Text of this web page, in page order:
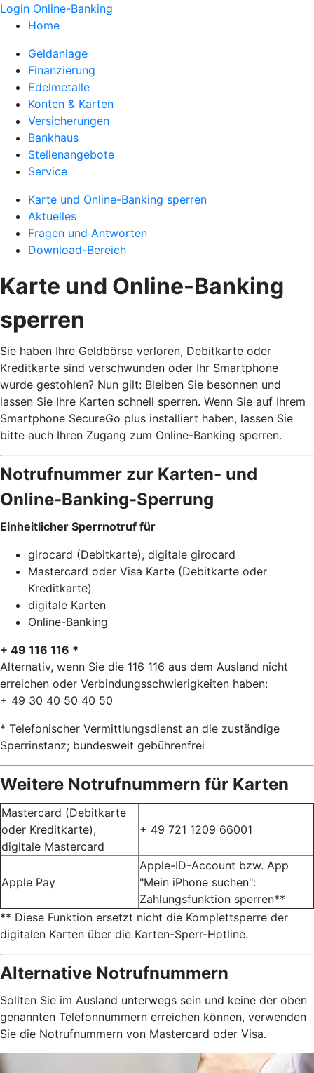
Login Online-Banking
Home
Geldanlage
Finanzierung
Edelmetalle
Konten & Karten
Versicherungen
Bankhaus
Stellenangebote
Service
Karte und Online-Banking sperren
Aktuelles
Fragen und Antworten
Download-Bereich
Karte und Online-Banking
sperren
Sie haben Ihre Geldbörse verloren, Debitkarte oder
Kreditkarte sind verschwunden oder Ihr Smartphone
wurde gestohlen? Nun gilt: Bleiben Sie besonnen und
lassen Sie Ihre Karten schnell sperren. Wenn Sie auf Ihrem
Smartphone SecureGo plus installiert haben, lassen Sie
bitte auch Ihren Zugang zum Online-Banking sperren.
Notrufnummer zur Karten- und
Online-Banking-Sperrung
Einheitlicher Sperrnotruf für
girocard (Debitkarte), digitale girocard
Mastercard oder Visa Karte (Debitkarte oder
Kreditkarte)
digitale Karten
Online-Banking
+ 49 116 116 *
Alternativ, wenn Sie die 116 116 aus dem Ausland nicht
erreichen oder Verbindungsschwierigkeiten haben:
+ 49 30 40 50 40 50
* Telefonischer Vermittlungsdienst an die zuständige
Sperrinstanz; bundesweit gebührenfrei
Weitere Notrufnummern für Karten
Mastercard (Debitkarte
oder Kreditkarte),
digitale Mastercard
+ 49 721 1209 66001
Apple Pay
Apple-ID-Account bzw. App
"Mein iPhone suchen":
Zahlungsfunktion sperren**
** Diese Funktion ersetzt nicht die Komplettsperre der
digitalen Karten über die Karten-Sperr-Hotline.
Alternative Notrufnummern
Sollten Sie im Ausland unterwegs sein und keine der oben
genannten Telefonnummern erreichen können, verwenden
Sie die Notrufnummern von Mastercard oder Visa.